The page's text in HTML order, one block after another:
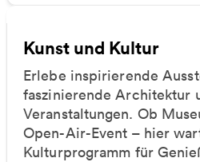
Kunst und Kultur
Erlebe inspirierende
faszinierende Architektur
Veranstaltungen. Ob
Open-Air-Event – hier
Kulturprogramm für